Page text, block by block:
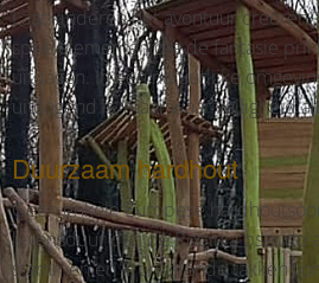
Laat kinderen het avontuur
speelelementen die de fantasie
uitdagen. In een natuurlijke
uitdagend is, maar waar veiligheid
Duurzaam hardhout
Geen enkele Europese
levensduur dan de Robinia pseudo
stammen en kronkelende takken